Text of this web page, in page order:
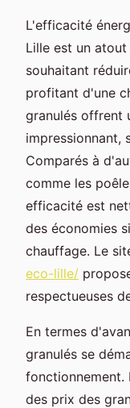
L'efficacité
Lille est un
souhaitant
profitant d'une
granulés offrent
impressionnant,
Comparés à
comme les
efficacité est
des économies
chauffage. Le
eco-lille/
respectueuses
En termes
granulés se
fonctionnement.
des prix des